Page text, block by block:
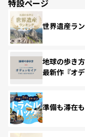
特設ページ
世界遺産ラ
地球の歩き
最新作『オ
準備も滞在